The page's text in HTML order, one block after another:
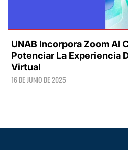
UNAB Incorpora Zoom AI
Potenciar La Experiencia
Virtual
16 DE JUNIO DE 2025